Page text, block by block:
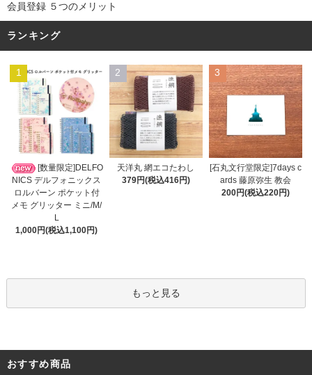
会員登録 ５つのメリット
ランキング
1
[数量限定]DELFO
NICS デルフォニックス
ロルバーン ポケット付
メモ グリッター ミニ/M/
L
1,000円(税込1,100円)
2
天洋丸 網エコたわし
379円(税込416円)
3
[石丸文行堂限定]7days c
ards 藤原弥生 教会
200円(税込220円)
もっと見る
おすすめ商品